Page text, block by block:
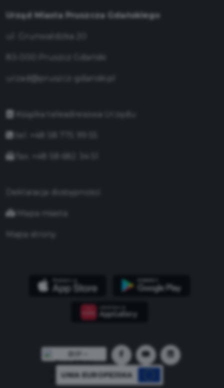
Urząd Miasta Pruszcza Gdańskiego
urzad@pruszcz-gdanski.pl
Książka teleadresowa Urzędu
Deklaracja dostępności
Mapa miasta
Mapa strony
UNIA EUROPEJSKA